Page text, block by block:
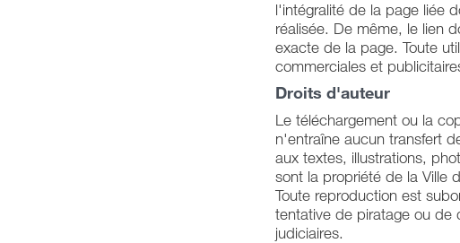
l'intégralité de la page liée
réalisée. De même, le lien
exacte de la page. Toute
commerciales et
Droits d'auteur
Le téléchargement ou la
n'entraîne aucun transfert
aux textes, illustrations,
sont la propriété de la Ville
Toute reproduction est
tentative de piratage ou de
judiciaires.